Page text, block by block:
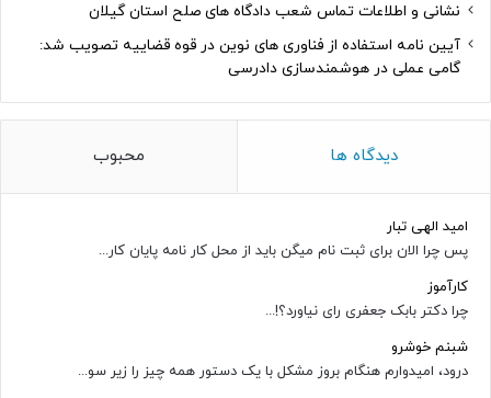
نشانی و اطلاعات تماس شعب دادگاه های صلح استان گیلان
آیین نامه استفاده از فناوری های نوین در قوه قضاییه تصویب شد:
گامی عملی در هوشمندسازی دادرسی
دیدگاه ها محبوب
امید الهی تبار
پس چرا الان برای ثبت نام میگن باید از محل کار نامه پایان کار...
کارآموز
چرا دکتر بابک جعفری رای نیاورد؟!...
شبنم خوشرو
درود، امیدوارم هنگام بروز مشکل با یک دستور همه چیز را زیر سو...